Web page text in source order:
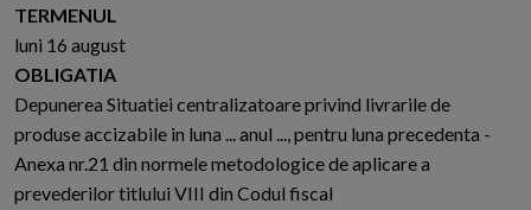
TERMENUL
luni 16 august
OBLIGATIA
Depunerea Situatiei centralizatoare privind livrarile de
produse accizabile in luna ... anul ..., pentru luna precedenta -
Anexa nr.21 din normele metodologice de aplicare a
prevederilor titlului VIII din Codul fiscal